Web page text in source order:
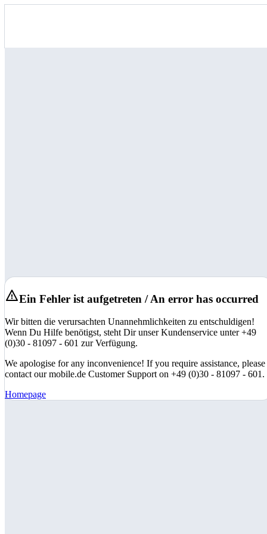
Ein Fehler ist aufgetreten / An error has occurred
Wir bitten die verursachten Unannehmlichkeiten zu entschuldigen!
Wenn Du Hilfe benötigst, steht Dir unser Kundenservice unter +49
(0)30 - 81097 - 601 zur Verfügung.
We apologise for any inconvenience! If you require assistance, please
contact our mobile.de Customer Support on +49 (0)30 - 81097 - 601.
Homepage